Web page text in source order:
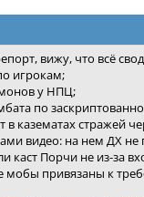
вижу, что всё
игрокам;
у НПЦ;
по
казематах стражей
видео: на нем ДХ
каст Порчи не из-
мобы привязаны к